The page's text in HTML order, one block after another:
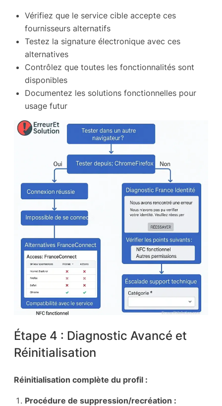
Vérifiez que le service cible accepte ces
fournisseurs alternatifs
Testez la signature électronique avec ces
alternatives
Contrôlez que toutes les fonctionnalités sont
disponibles
Documentez les solutions fonctionnelles pour
usage futur
Étape 4 : Diagnostic Avancé et
Réinitialisation
Réinitialisation complète du profil :
Procédure de suppression/recréation :